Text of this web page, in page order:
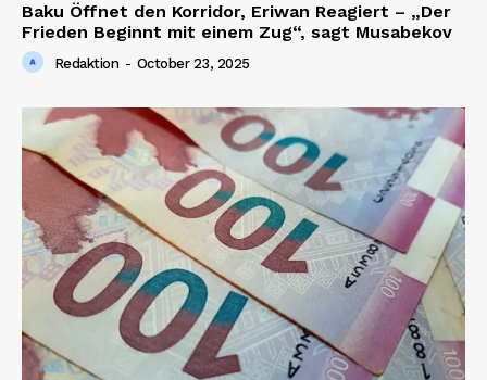
Baku Öffnet den Korridor, Eriwan Reagiert – „Der
Frieden Beginnt mit einem Zug“, sagt Musabekov
Redaktion - October 23, 2025